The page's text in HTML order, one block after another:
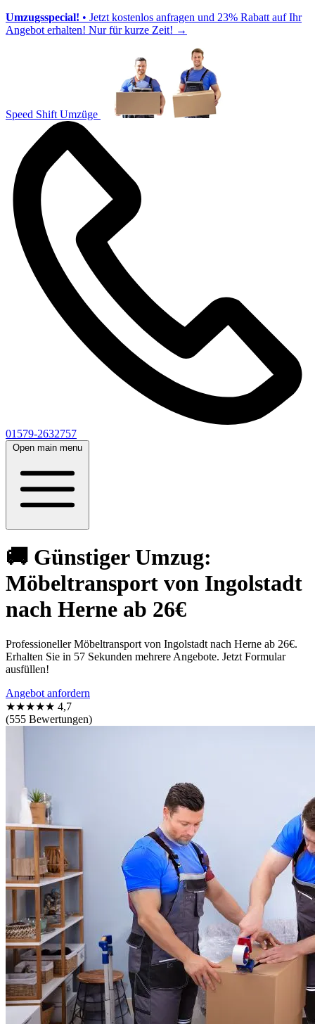
Umzugsspecial! • Jetzt kostenlos anfragen und 23% Rabatt auf Ihr
Angebot erhalten! Nur für kurze Zeit! →
Speed Shift Umzüge
01579-2632757
Open main menu
🚚 Günstiger Umzug:
Möbeltransport von Ingolstadt
nach Herne ab 26€
Professioneller Möbeltransport von Ingolstadt nach Herne ab 26€.
Erhalten Sie in 57 Sekunden mehrere Angebote. Jetzt Formular
ausfüllen!
Angebot anfordern
★★★★★ 4,7
(555 Bewertungen)